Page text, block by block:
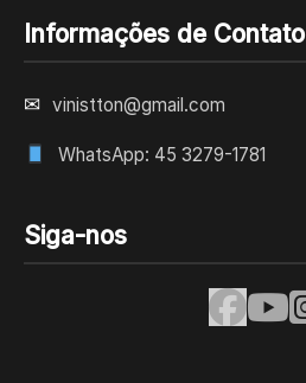
Informações de Contato
✉ vinistton@gmail.com
WhatsApp: 45 3279-1781
Siga-nos